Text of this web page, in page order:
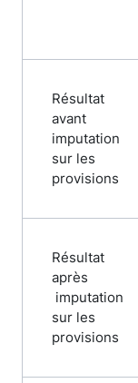
Résultat
avant
imputation
sur les
provisions
Résultat
après
imputation
sur les
provisions